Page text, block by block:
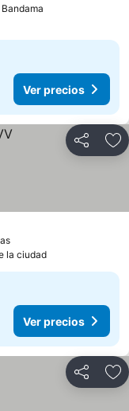
Ver precios
Compartir
la ciudad
Ver precios
Compartir